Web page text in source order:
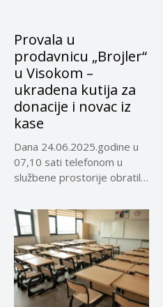
Provala u
prodavnicu „Brojler“
u Visokom –
ukradena kutija za
donacije i novac iz
kase
Dana 24.06.2025.godine u
07,10 sati telefonom u
službene prostorije obratila